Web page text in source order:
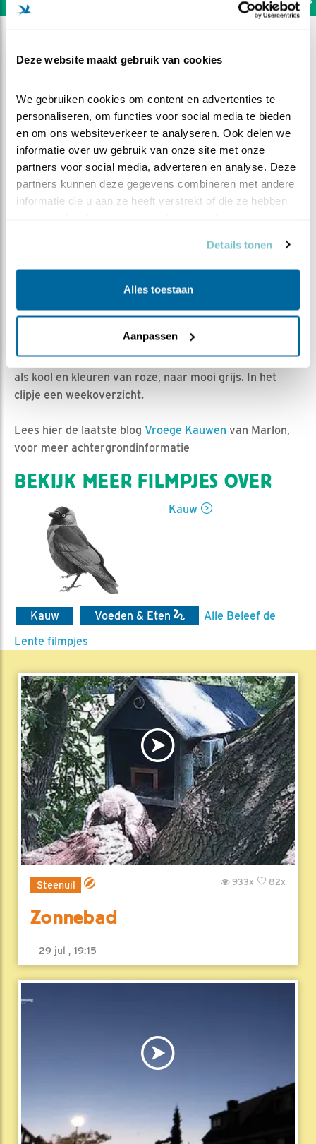
Deze website maakt gebruik van cookies
We gebruiken cookies om content en advertenties te
personaliseren, om functies voor social media te bieden
en om ons websiteverkeer te analyseren. Ook delen we
informatie over uw gebruik van onze site met onze
partners voor social media, adverteren en analyse. Deze
partners kunnen deze gegevens combineren met andere
informatie die u aan ze heeft verstrekt of die ze hebben
Details tonen
Alles toestaan
Aanpassen
Oei, ik groei - Deel 1
Nina de Rooij | Geplaatst op 17 mei 2021, 13:45 |
Vind
Bewaar dit filmpje|
671x
Alle vier de kuikens zijn nu één week oud. Ze groeien
als kool en kleuren van roze, naar mooi grijs. In het
clipje een weekoverzicht.
Lees hier de laatste blog Vroege Kauwen van Marlon,
voor meer achtergrondinformatie
BEKIJK MEER FILMPJES OVER
Kauw
Kauw Voeden & Eten
Alle Beleef de
Lente filmpjes
Steenuil 82x
933x
Zonnebad
29 jul , 19:15